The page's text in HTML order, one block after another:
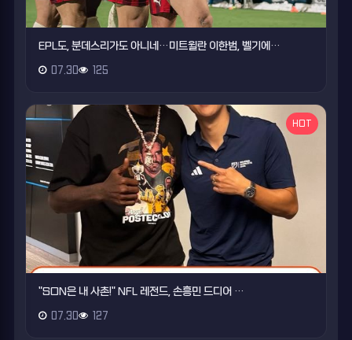
EPL도, 분데스리가도 아니네…미트윌란 이한범, 벨기에…
07.30 125
HOT
"SON은 내 사촌!" NFL 레전드, 손흥민 드디어 …
07.30 127